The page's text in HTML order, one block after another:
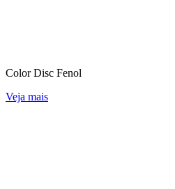
Color Disc Fenol
Veja mais